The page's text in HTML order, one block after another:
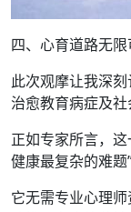
四、心育道路无
此次观摩让我深
治愈教育病症及社
正如专家所言，
健康最复杂的难题”
它无需专业心理